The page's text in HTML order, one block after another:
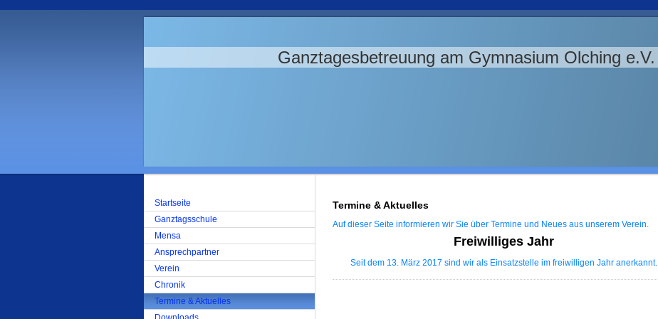
Ganztagesbetreuung am Gymnasium Olching e.V.
Startseite
Ganztagsschule
Mensa
Ansprechpartner
Verein
Chronik
Termine & Aktuelles
Termine & Aktuelles
Auf dieser Seite informieren wir Sie über Termine und Neues aus unserem Verein.
Freiwilliges Jahr
Seit dem 13. März 2017 sind wir als Einsatzstelle im freiwilligen Jahr anerkannt.